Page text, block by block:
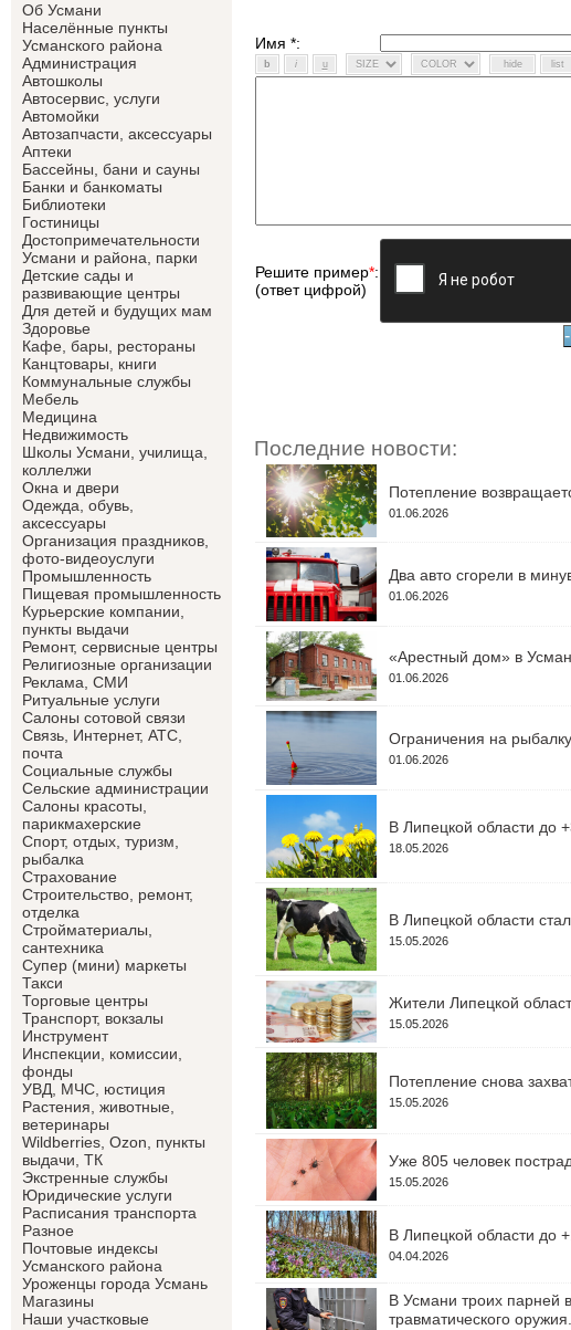
Об Усмани
Населённые пункты
Усманского района
Администрация
Автошколы
Автосервис, услуги
Автомойки
Автозапчасти, аксессуары
Аптеки
Бассейны, бани и сауны
Банки и банкоматы
Библиотеки
Гостиницы
Достопримечательности
Усмани и района, парки
Детские сады и
развивающие центры
Для детей и будущих мам
Здоровье
Кафе, бары, рестораны
Канцтовары, книги
Коммунальные службы
Мебель
Медицина
Недвижимость
Школы Усмани, училища,
коллелжи
Окна и двери
Одежда, обувь,
аксессуары
Организация праздников,
фото-видеоуслуги
Промышленность
Пищевая промышленность
Курьерские компании,
пункты выдачи
Ремонт, сервисные центры
Религиозные организации
Реклама, СМИ
Ритуальные услуги
Салоны сотовой связи
Связь, Интернет, АТС,
почта
Социальные службы
Сельские администрации
Салоны красоты,
парикмахерские
Спорт, отдых, туризм,
рыбалка
Страхование
Строительство, ремонт,
отделка
Cтройматериалы,
сантехника
Супер (мини) маркеты
Такси
Торговые центры
Транспорт, вокзалы
Инструмент
Инспекции, комиссии,
фонды
УВД, МЧС, юстиция
Растения, животные,
ветеринары
Wildberries, Ozon, пункты
выдачи, ТК
Экстренные службы
Юридические услуги
Расписания транспорта
Разное
Почтовые индексы
Усманского района
Уроженцы города Усмань
Магазины
Наши участковые
Имя *:
Решите пример*:
(ответ цифрой)
Последние новости:
Потепление
01.06.2026
Два авто сгорели в
01.06.2026
«Арестный дом» в
01.06.2026
Ограничения на
01.06.2026
В Липецкой области до
18.05.2026
В Липецкой области
15.05.2026
Жители Липецкой
15.05.2026
Потепление снова
15.05.2026
Уже 805 человек
15.05.2026
В Липецкой области до
04.04.2026
В Усмани троих парней
травматического оружия.